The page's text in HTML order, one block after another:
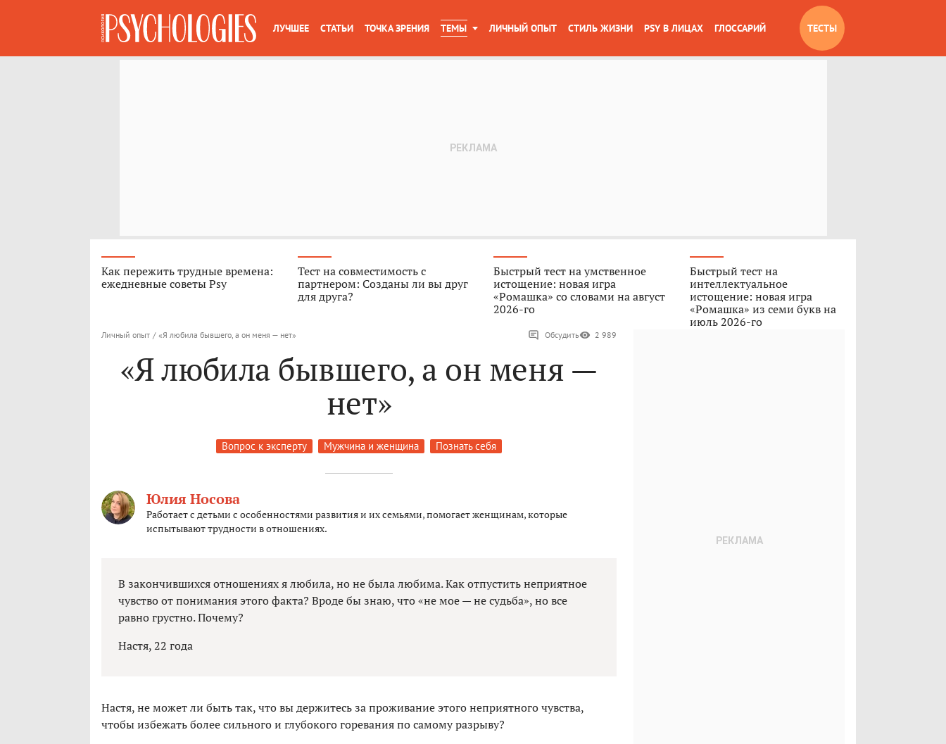
ЛУЧШЕЕ СТАТЬИ ТОЧКА ЗРЕНИЯ ТЕМЫ ЛИЧНЫЙ ОПЫТ СТИЛЬ ЖИЗНИ PSY В ЛИЦАХ ГЛОССАРИЙ ТЕСТЫ
Как пережить трудные времена:
ежедневные советы Psy
Тест на совместимость с
партнером: Созданы ли вы друг
для друга?
Быстрый тест на умственное
истощение: новая игра
«Ромашка» со словами на август
2026-го
Быстрый тест на
интеллектуальное
истощение: новая игра
«Ромашка» из семи букв на
июль 2026-го
Личный опыт / «Я любила бывшего, а он меня — нет» Обсудить 2 989
«Я любила бывшего, а он меня —
нет»
Вопрос к эксперту Мужчина и женщина Познать себя
Юлия Носова
Работает с детьми с особенностями развития и их семьями, помогает женщинам, которые
испытывают трудности в отношениях.
В закончившихся отношениях я любила, но не была любима. Как отпустить неприятное
чувство от понимания этого факта? Вроде бы знаю, что «не мое — не судьба», но все
равно грустно. Почему?
Настя, 22 года
Настя, не может ли быть так, что вы держитесь за проживание этого неприятного чувства,
чтобы избежать более сильного и глубокого горевания по самому разрыву?